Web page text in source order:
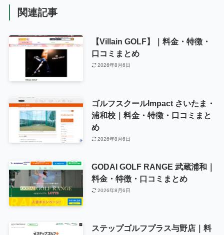
関連記事
【Villain GOLF】｜料金・特徴・
口コミまとめ
2026年8月6日
ゴルフスクールImpact さいたま・
浦和校｜料金・特徴・口コミまと
め
2026年8月6日
GODAI GOLF RANGE 武蔵浦和｜
料金・特徴・口コミまとめ
2026年8月6日
ステップゴルフプラス与野店｜料